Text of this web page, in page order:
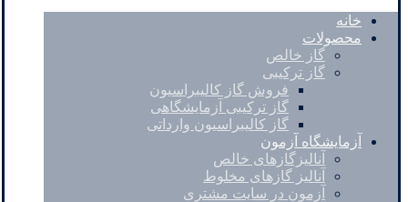
خانه
محصولات
گاز خالص
گاز ترکیبی
فروش گاز کالیبراسیون
گاز ترکیبی آزمایشگاهی
گاز کالیبراسیون وارداتی
آزمایشگاه آزمون
آنالیزگازهای خالص
آنالیز گازهای مخلوط
آزمون در سایت مشتری